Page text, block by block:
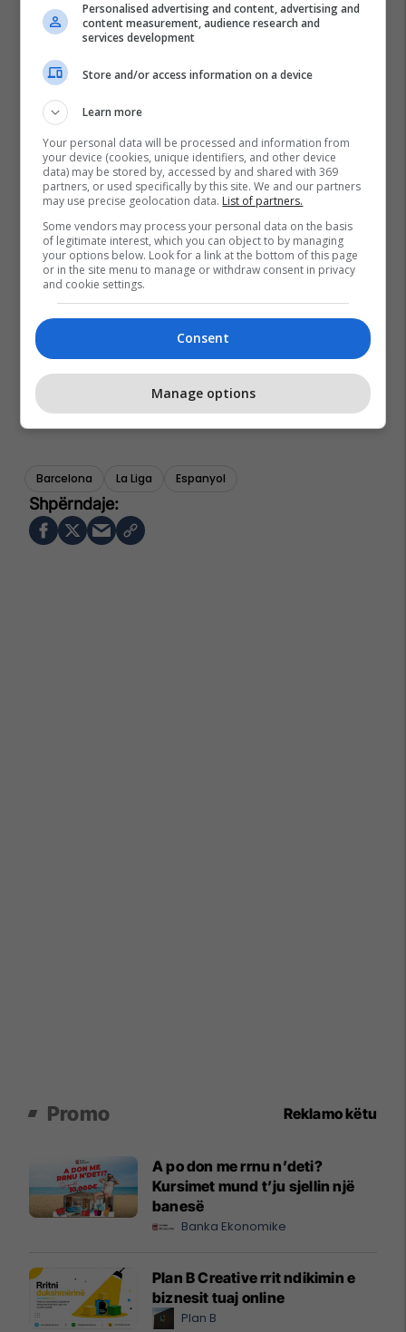
Barcelona La Liga Espanyol
Promo Reklamo këtu
A po don me rrnu n’deti?
Kursimet mund t’ju sjellin një
banesë
Banka Ekonomike
Plan B Creative rrit ndikimin e
biznesit tuaj online
Plan B
Personalised advertising and content, advertising and
content measurement, audience research and
services development
Store and/or access information on a device
Learn more
Your personal data will be processed and information from
your device (cookies, unique identifiers, and other device
data) may be stored by, accessed by and shared with 369
partners, or used specifically by this site. We and our partners
may use precise geolocation data. List of partners.
Some vendors may process your personal data on the basis
of legitimate interest, which you can object to by managing
your options below. Look for a link at the bottom of this page
or in the site menu to manage or withdraw consent in privacy
and cookie settings.
Consent
Manage options